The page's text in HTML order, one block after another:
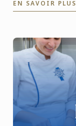
pour leur ...
EN SAVOIR PLUS